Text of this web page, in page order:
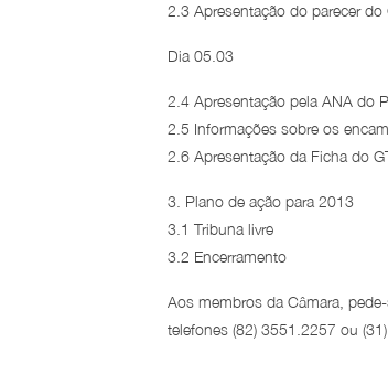
2.3 Apresentação do parecer
Dia 05.03
2.4 Apresentação pela ANA do
2.5 Informações sobre os
2.6 Apresentação da Ficha do
3. Plano de ação para 2013
3.1 Tribuna livre
3.2 Encerramento
Aos membros da Câmara,
telefones (82) 3551.2257 ou